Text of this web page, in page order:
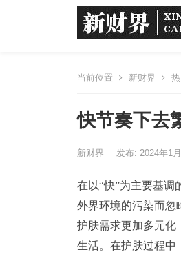
当前位置 新财界
快节奏下去
新财界 发布: 2024年1
在以“快”为主要基调
外界环境的污染而忽
护肤需求更加多元化
生活。在护肤过程中